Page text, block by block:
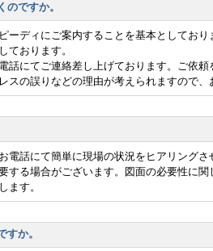
のですか。
ーディにご案内することを基本としてお
ております。
話にてご連絡差し上げております。ご依
スの誤りなどの理由が考えられますので、
電話にて簡単に現場の状況をヒアリングさ
する場合がございます。図面の必要性に
ます。
か。